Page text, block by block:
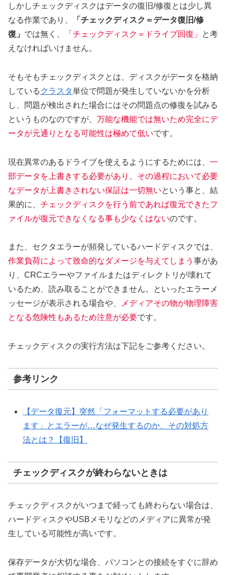
しかしチェックディスクはデータの復旧/修復とは少し異
なる作業であり、
「チェックディスク＝データ復旧/修
復」 では無く、 「チェックディスク＝ドライブ回復」
と考
えなければいけません。
そもそもチェックディスクとは、ディスクがデータを格納
している クラスタ単位で問題が発生していないかを分析
し、問題が検出された場合にはその問題点の修復を試みる
というものなのですが、 万能な機能では無いため完全にデ
ータが元通りとなる可能性は極めて低いです。
現在異常のあるドライブを使えるようにするためには、 一
部データを上書きする必要があり、その過程において必要
なデータが上書きされない保証は一切無いという事と、結
果的に、 チェックディスクを行う前であれば復元できたフ
ァイルが復元できなくなる事も少なくはないのです。
また、セクタエラーが頻発しているハードディスクでは、
作業負荷によって致命的なダメージを与えてしまう 事があ
り、CRCエラーやファイルまたはディレクトリが壊れて
いるため、読み取ることができません。といったエラーメ
ッセージが表示される場合や、
メディアその物が物理障害
となる危険性もあるため注意が必要です。
チェックディスクの実行方法は下記をご参考ください。
参考リンク
【データ復元】突然「フォーマットする必要があり
ます」とエラーが…なぜ発生するのか、その対処方
法とは？【復旧】
チェックディスクが終わらないときは
チェックディスクがいつまで経っても終わらない場合は、
ハードディスクやUSBメモリなどのメディアに異常が発
生している可能性が高いです。
保存データが大切な場合、パソコンとの接続をすぐに辞め